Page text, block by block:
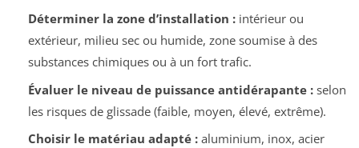
Déterminer la zone d’installation :intérieur ou
extérieur, milieu sec ou humide, zone soumise à des
substances chimiques ou à un fort trafic.
Évaluer le niveau de puissance antidérapante :selon
les risques de glissade (faible, moyen, élevé, extrême).
Choisir le matériau adapté :aluminium, inox, acier